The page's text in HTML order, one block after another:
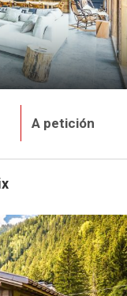
A petición